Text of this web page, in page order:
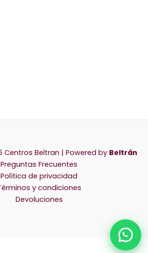
Centros Beltran | Powered by Beltrán
Preguntas Frecuentes
Política de privacidad
y condiciones
Devoluciones
Chat